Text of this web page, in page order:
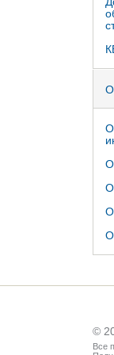
©
Все